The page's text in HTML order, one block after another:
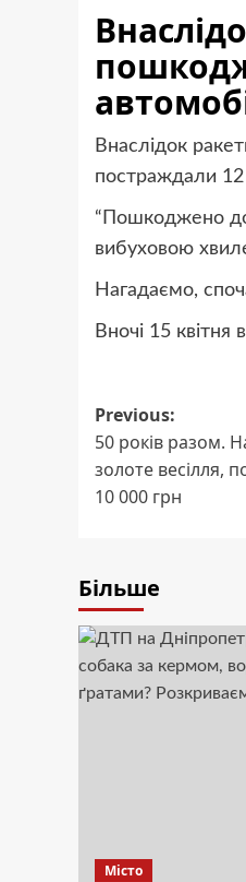
Внаслідок
постраждали 12
“Пошкоджено
вибуховою
Нагадаємо,
Вночі 15 квітня
Post
Previous:
50 років разом.
золоте весілля,
10 000 грн
Більше
Місто